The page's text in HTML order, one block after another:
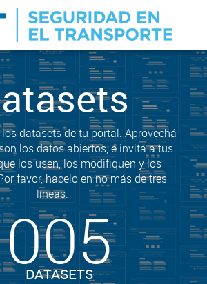
datasets de tu portal. Aprovechá
los datos abiertos, e invitá a tus
los usen, los modifiquen y los
favor, hacelo en no más de tres
líneas.
005
DATASETS